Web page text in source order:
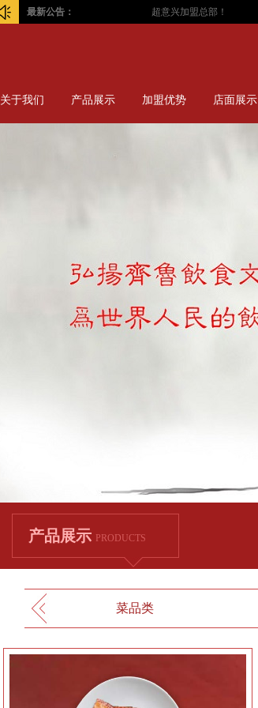
最新公告： 超意兴加盟总部！
关于我们 产品展示 加盟优势 店面展示
产品展示 PRODUCTS
菜品类